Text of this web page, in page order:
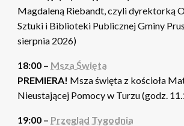
Magdaleną Riebandt, czyli dyrektorką
Sztuki i Biblioteki Publicznej Gminy
sierpnia 2026)
18:00 – Msza Święta
PREMIERA! Msza święta z kościoła
Nieustającej Pomocy w Turzu (godz.
19:00 – Przegląd Tygodnia